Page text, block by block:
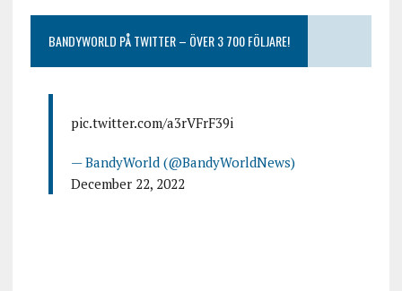
BANDYWORLD PÅ TWITTER – ÖVER 3 700 FÖLJARE!
pic.twitter.com/a3rVFrF39i
— BandyWorld (@BandyWorldNews)
December 22, 2022